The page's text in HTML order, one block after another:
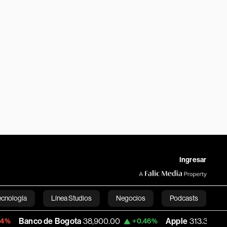
Ingresar
Línea Studios Negocios Podcasts
English
Bogota 38,900.00 +0.46% Apple 313.305 +0.25%